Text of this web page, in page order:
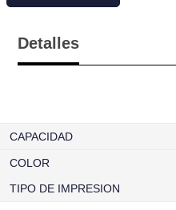
Detalles
CAPACIDAD
COLOR
TIPO DE IMPRESION